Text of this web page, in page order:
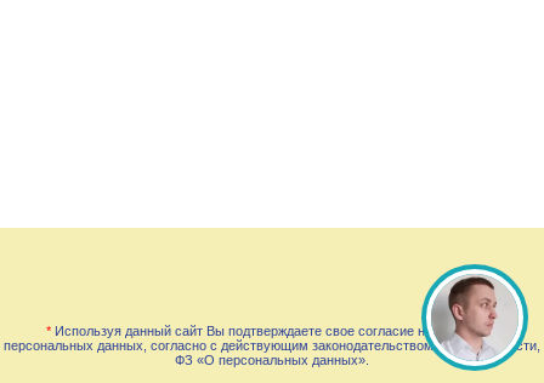
* Используя данный сайт Вы подтверждаете свое согласие на обработку
персональных данных, согласно с действующим законодательством РФ, в частности,
ФЗ «О персональных данных».